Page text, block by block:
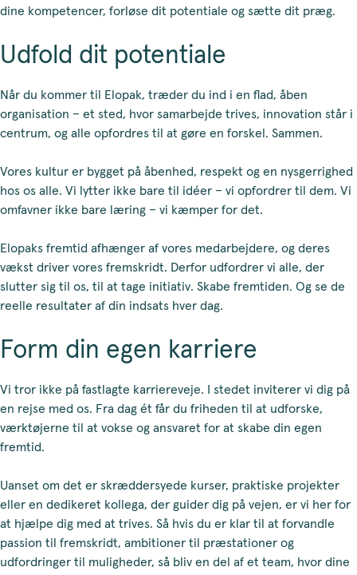
dine kompetencer, forløse dit potentiale og sætte dit præg.
Udfold dit potentiale
Når du kommer til Elopak, træder du ind i en flad, åben
organisation – et sted, hvor samarbejde trives, innovation står i
centrum, og alle opfordres til at gøre en forskel. Sammen.
Vores kultur er bygget på åbenhed, respekt og en nysgerrighed
hos os alle. Vi lytter ikke bare til idéer – vi opfordrer til dem. Vi
omfavner ikke bare læring – vi kæmper for det.
Elopaks fremtid afhænger af vores medarbejdere, og deres
vækst driver vores fremskridt. Derfor udfordrer vi alle, der
slutter sig til os, til at tage initiativ. Skabe fremtiden. Og se de
reelle resultater af din indsats hver dag.
Form din egen karriere
Vi tror ikke på fastlagte karriereveje. I stedet inviterer vi dig på
en rejse med os. Fra dag ét får du friheden til at udforske,
værktøjerne til at vokse og ansvaret for at skabe din egen
fremtid.
Uanset om det er skræddersyede kurser, praktiske projekter
eller en dedikeret kollega, der guider dig på vejen, er vi her for
at hjælpe dig med at trives. Så hvis du er klar til at forvandle
passion til fremskridt, ambitioner til præstationer og
udfordringer til muligheder, så bliv en del af et team, hvor dine